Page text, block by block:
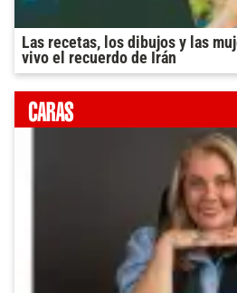
Las recetas, los dibujos y las
vivo el recuerdo de Irán